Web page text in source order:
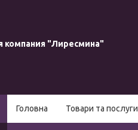
компания "Лиресмина"
Головна Товари та послуги